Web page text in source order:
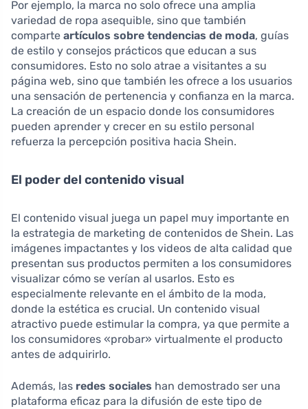
Por ejemplo, la marca no solo ofrece una amplia
variedad de ropa asequible, sino que también
comparte artículos sobre tendencias de moda, guías
de estilo y consejos prácticos que educan a sus
consumidores. Esto no solo atrae a visitantes a su
página web, sino que también les ofrece a los usuarios
una sensación de pertenencia y confianza en la marca.
La creación de un espacio donde los consumidores
pueden aprender y crecer en su estilo personal
refuerza la percepción positiva hacia Shein.
El poder del contenido visual
El contenido visual juega un papel muy importante en
la estrategia de marketing de contenidos de Shein. Las
imágenes impactantes y los videos de alta calidad que
presentan sus productos permiten a los consumidores
visualizar cómo se verían al usarlos. Esto es
especialmente relevante en el ámbito de la moda,
donde la estética es crucial. Un contenido visual
atractivo puede estimular la compra, ya que permite a
los consumidores «probar» virtualmente el producto
antes de adquirirlo.
Además, las redes sociales han demostrado ser una
plataforma eficaz para la difusión de este tipo de